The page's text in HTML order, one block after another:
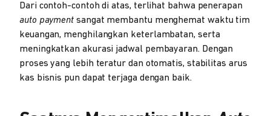
Dari contoh-contoh di atas, terlihat bahwa penerapan
auto payment sangat membantu menghemat waktu tim
keuangan, menghilangkan keterlambatan, serta
meningkatkan akurasi jadwal pembayaran. Dengan
proses yang lebih teratur dan otomatis, stabilitas arus
kas bisnis pun dapat terjaga dengan baik.